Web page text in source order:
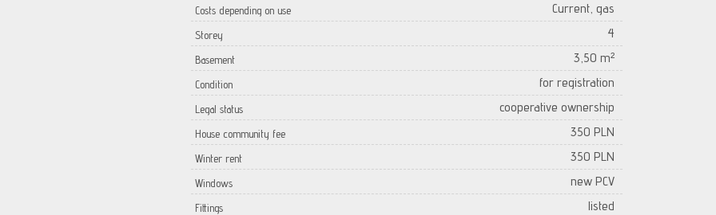
Costs depending on use Current, gas
Storey 4
Basement 3,50 m²
Condition for registration
Legal status cooperative ownership
House community fee 350 PLN
Winter rent 350 PLN
Windows new PCV
Fittings listed